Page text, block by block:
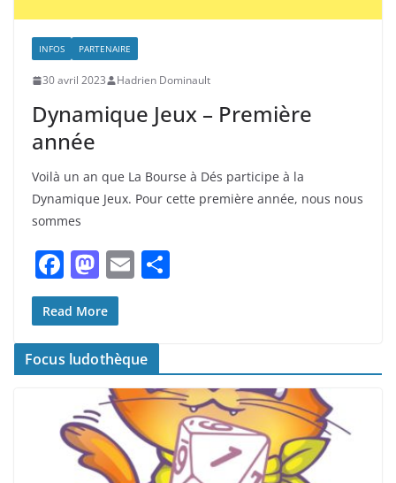
INFOS PARTENAIRE
30 avril 2023 Hadrien Dominault
Dynamique Jeux – Première
année
Voilà un an que La Bourse à Dés participe à la
Dynamique Jeux. Pour cette première année, nous nous
sommes
F
a
c
e
b
o
o
k
M
a
st
o
d
o
n
E
l
er
Read More
Focus ludothèque